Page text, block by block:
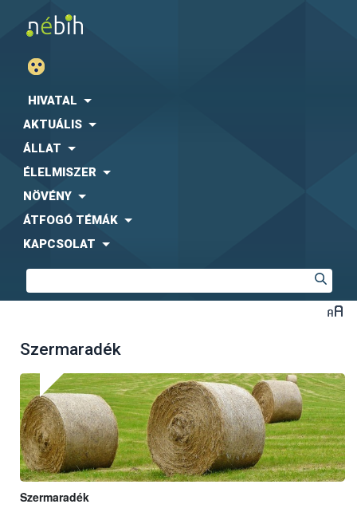
HIVATAL
AKTUÁLIS
ÁLLAT
ÉLELMISZER
NÖVÉNY
ÁTFOGÓ TÉMÁK
KAPCSOLAT
Szermaradék
Szermaradék